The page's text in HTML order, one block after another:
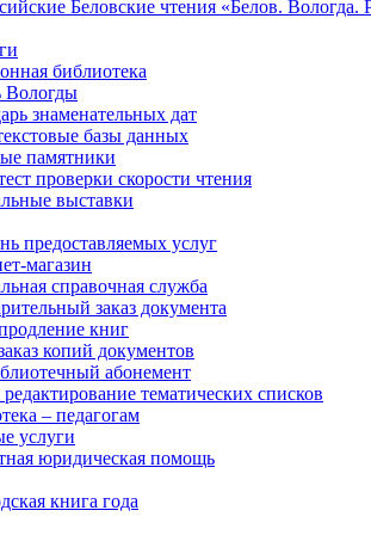
Беловские чтения «Белов. Вологда.
библиотека
Вологды
знаменательных дат
базы данных
памятники
проверки скорости чтения
выставки
предоставляемых услуг
магазин
справочная служба
заказ документа
книг
копий документов
абонемент
редактирование тематических списков
– педагогам
услуги
юридическая помощь
книга года